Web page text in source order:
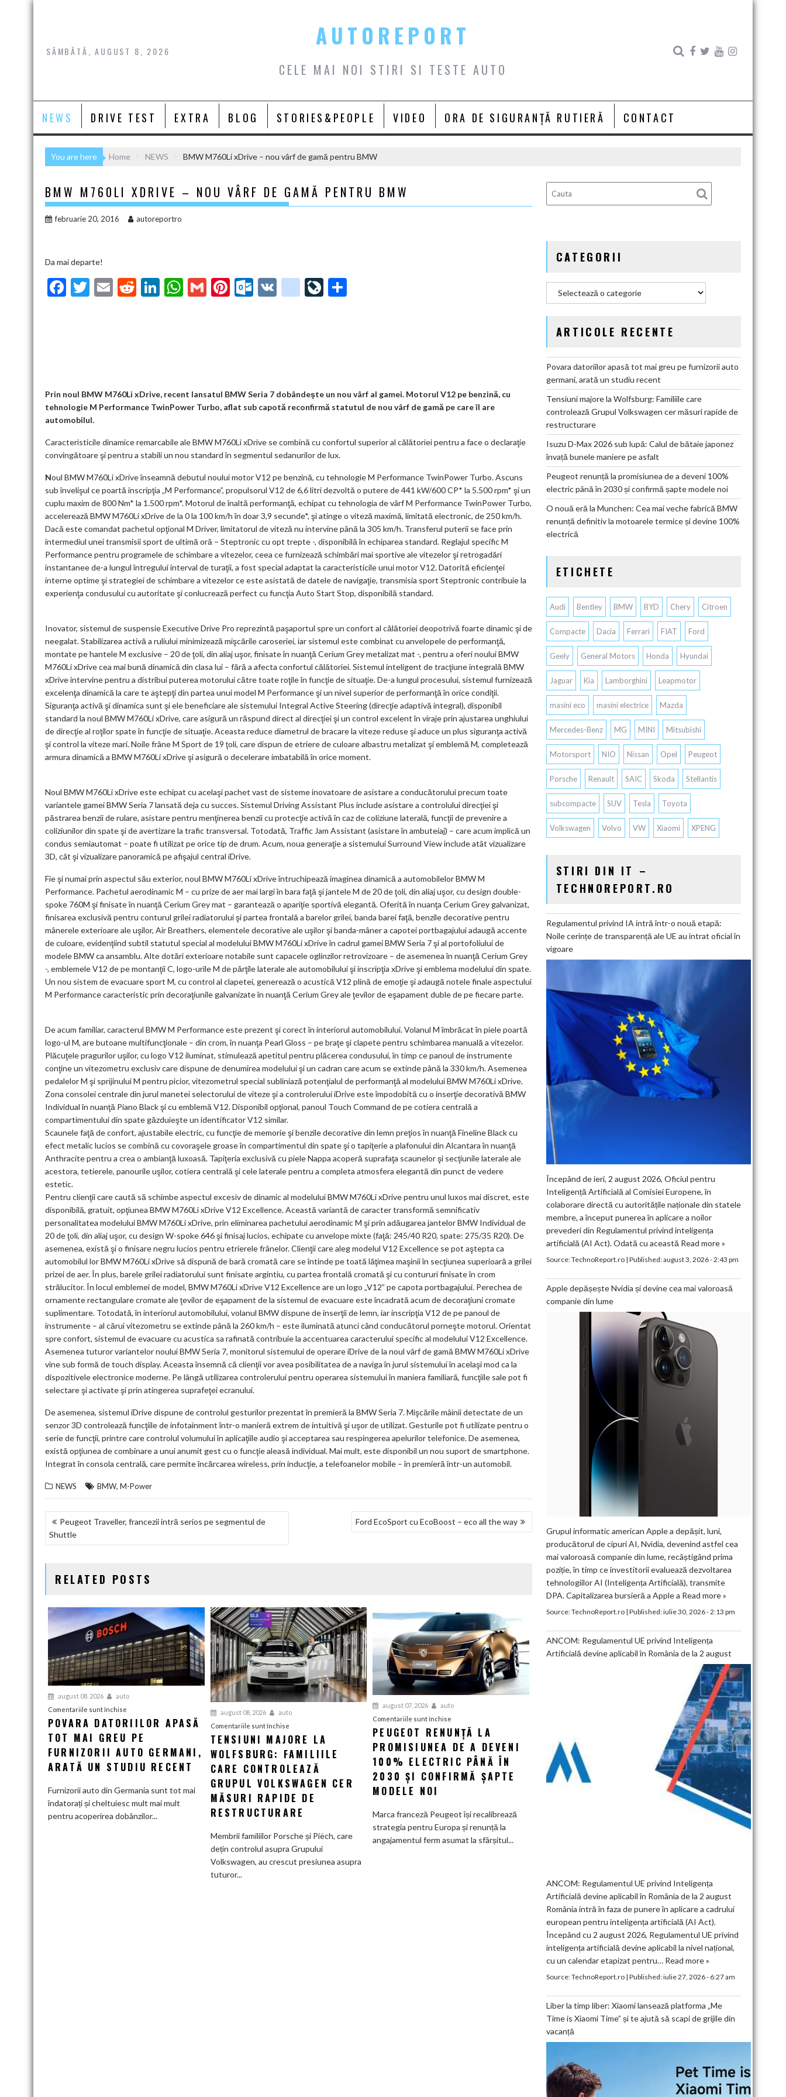
Skip
SÂMBĂTĂ, AUGUST 8, 2026
AUTOREPORT
CELE MAI NOI STIRI SI TESTE AUTO
NEWS DRIVE TEST EXTRA BLOG STORIES&PEOPLE VIDEO ORA DE SIGURANȚĂ RUTIERĂ CONTACT
You are here Home NEWS BMW M760Li xDrive – nou vârf de gamă pentru BMW
BMW M760LI XDRIVE – NOU VÂRF DE GAMĂ PENTRU BMW
februarie 20, 2016 autoreportro
Da mai departe!
F
k
T
E
R
Li W
p
G
Pi O
m
V
g
o
o
k
m
ar
ks
Li
Prin noul BMW M760Li xDrive, recent lansatul BMW Seria 7 dobândeşte un nou vârf al gamei. Motorul V12 pe benzină, cu
tehnologie M Performance TwinPower Turbo, aflat sub capotă reconfirmă statutul de nou vârf de gamă pe care îl are
automobilul.
Caracteristicile dinamice remarcabile ale BMW M760Li xDrive se combină cu confortul superior al călătoriei pentru a face o declaraţie
convingătoare şi pentru a stabili un nou standard în segmentul sedanurilor de lux.
Noul BMW M760Li xDrive înseamnă debutul noului motor V12 pe benzină, cu tehnologie M Performance TwinPower Turbo. Ascuns
sub învelişul ce poartă inscripţia „M Performance”, propulsorul V12 de 6,6 litri dezvoltă o putere de 441 kW/600 CP* la 5.500 rpm* şi un
cuplu maxim de 800 Nm* la 1.500 rpm*. Motorul de înaltă performanţă, echipat cu tehnologia de vârf M Performance TwinPower Turbo,
accelerează BMW M760Li xDrive de la 0 la 100 km/h în doar 3,9 secunde*, şi atinge o viteză maximă, limitată electronic, de 250 km/h.
Dacă este comandat pachetul opţional M Driver, limitatorul de viteză nu intervine până la 305 km/h. Transferul puterii se face prin
intermediul unei transmisii sport de ultimă oră – Steptronic cu opt trepte -, disponibilă în echiparea standard. Reglajul specific M
Performance pentru programele de schimbare a vitezelor, ceea ce furnizează schimbări mai sportive ale vitezelor şi retrogadări
instantanee de-a lungul întregului interval de turaţii, a fost special adaptat la caracteristicile unui motor V12. Datorită eficienţei
interne optime şi strategiei de schimbare a vitezelor ce este asistată de datele de navigaţie, transmisia sport Steptronic contribuie la
experienţa condusului cu autoritate şi conlucrează perfect cu funcţia Auto Start Stop, disponibilă standard.
Inovator, sistemul de suspensie Executive Drive Pro reprezintă paşaportul spre un confort al călătoriei deopotrivă foarte dinamic şi de
neegalat. Stabilizarea activă a ruliului minimizează mişcările caroseriei, iar sistemul este combinat cu anvelopele de performanţă,
montate pe hantele M exclusive – 20 de ţoli, din aliaj uşor, finisate în nuanţă Cerium Grey metalizat mat -, pentru a oferi noului BMW
M760Li xDrive cea mai bună dinamică din clasa lui – fără a afecta confortul călătoriei. Sistemul inteligent de tracţiune integrală BMW
xDrive intervine pentru a distribui puterea motorului către toate roţile în funcţie de situaţie. De-a lungul procesului, sistemul furnizează
excelenţa dinamică la care te aştepţi din partea unui model M Performance şi un nivel superior de performanţă în orice condiţii.
Siguranţa activă şi dinamica sunt şi ele beneficiare ale sistemului Integral Active Steering (direcţie adaptivă integral), disponibil
standard la noul BMW M760Li xDrive, care asigură un răspund direct al direcţiei şi un control excelent în viraje prin ajustarea unghiului
de direcţie al roţilor spate în funcţie de situaţie. Aceasta reduce diametrul de bracare la viteze reduse şi aduce un plus siguranţa activă
şi control la viteze mari. Noile frâne M Sport de 19 ţoli, care dispun de etriere de culoare albastru metalizat şi emblemă M, completează
armura dinamică a BMW M760Li xDrive şi asigură o decelerare imbatabilă în orice moment.
Noul BMW M760Li xDrive este echipat cu acelaşi pachet vast de sisteme inovatoare de asistare a conducătorului precum toate
variantele gamei BMW Seria 7 lansată deja cu succes. Sistemul Driving Assistant Plus include asistare a controlului direcţiei şi
păstrarea benzii de rulare, asistare pentru menţinerea benzii cu protecţie activă în caz de coliziune laterală, funcţii de prevenire a
coliziunilor din spate şi de avertizare la trafic transversal. Totodată, Traffic Jam Assistant (asistare în ambuteiaj) – care acum implică un
condus semiautomat – poate fi utilizat pe orice tip de drum. Acum, noua generaţie a sistemului Surround View include atât vizualizare
3D, cât şi vizualizare panoramică pe afişajul central iDrive.
Fie şi numai prin aspectul său exterior, noul BMW M760Li xDrive întruchipează imaginea dinamică a automobilelor BMW M
Performance. Pachetul aerodinamic M – cu prize de aer mai largi în bara faţă şi jantele M de 20 de ţoli, din aliaj uşor, cu design double-
spoke 760M şi finisate în nuanţă Cerium Grey mat – garantează o apariţie sportivă elegantă. Oferită în nuanţa Cerium Grey galvanizat,
finisarea exclusivă pentru conturul grilei radiatorului şi partea frontală a barelor grilei, banda barei faţă, benzile decorative pentru
mânerele exterioare ale uşilor, Air Breathers, elementele decorative ale uşilor şi banda-mâner a capotei portbagajului adaugă accente
de culoare, evidenţiind subtil statutul special al modelului BMW M760Li xDrive în cadrul gamei BMW Seria 7 şi al portofoliului de
modele BMW ca ansamblu. Alte dotări exterioare notabile sunt capacele oglinzilor retrovizoare – de asemenea în nuanţă Cerium Grey
-, emblemele V12 de pe montanţii C, logo-urile M de părţile laterale ale automobilului şi inscripţia xDrive şi emblema modelului din spate.
Un nou sistem de evacuare sport M, cu control al clapetei, generează o acustică V12 plină de emoţie şi adaugă notele finale aspectului
M Performance caracteristic prin decoraţiunile galvanizate în nuanţă Cerium Grey ale ţevilor de eşapament duble de pe fiecare parte.
De acum familiar, caracterul BMW M Performance este prezent şi corect în interiorul automobilului. Volanul M îmbrăcat în piele poartă
logo-ul M, are butoane multifuncţionale – din crom, în nuanţa Pearl Gloss – pe braţe şi clapete pentru schimbarea manuală a vitezelor.
Plăcuţele pragurilor uşilor, cu logo V12 iluminat, stimulează apetitul pentru plăcerea condusului, în timp ce panoul de instrumente
conţine un vitezometru exclusiv care dispune de denumirea modelului şi un cadran care acum se extinde până la 330 km/h. Asemenea
pedalelor M şi sprijinului M pentru picior, vitezometrul special subliniază potenţialul de performanţă al modelului BMW M760Li xDrive.
Zona consolei centrale din jurul manetei selectorului de viteze şi a controlerului iDrive este împodobită cu o inserţie decorativă BMW
Individual în nuanţă Piano Black şi cu emblemă V12. Disponibil opţional, panoul Touch Command de pe cotiera centrală a
compartimentului din spate găzduieşte un identificator V12 similar.
Scaunele faţă de confort, ajustabile electric, cu funcţie de memorie şi benzile decorative din lemn preţios în nuanţă Fineline Black cu
efect metalic lucios se combină cu covoraşele groase în compartimentul din spate şi o tapiţerie a plafonului din Alcantara în nuanţă
Anthracite pentru a crea o ambianţă luxoasă. Tapiţeria exclusivă cu piele Nappa acoperă suprafaţa scaunelor şi secţiunile laterale ale
acestora, tetierele, panourile uşilor, cotiera centrală şi cele laterale pentru a completa atmosfera elegantă din punct de vedere
estetic.
Pentru clienţii care caută să schimbe aspectul excesiv de dinamic al modelului BMW M760Li xDrive pentru unul luxos mai discret, este
disponibilă, gratuit, opţiunea BMW M760Li xDrive V12 Excellence. Această variantă de caracter transformă semnificativ
personalitatea modelului BMW M760Li xDrive, prin eliminarea pachetului aerodinamic M şi prin adăugarea jantelor BMW Individual de
20 de ţoli, din aliaj uşor, cu design W-spoke 646 şi finisaj lucios, echipate cu anvelope mixte (faţă: 245/40 R20, spate: 275/35 R20). De
asemenea, există şi o finisare negru lucios pentru etrierele frânelor. Clienţii care aleg modelul V12 Excellence se pot aştepta ca
automobilul lor BMW M760Li xDrive să dispună de bară cromată care se întinde pe toată lăţimea maşinii în secţiunea superioară a grilei
prizei de aer. În plus, barele grilei radiatorului sunt finisate argintiu, cu partea frontală cromată şi cu contururi finisate în crom
strălucitor. În locul emblemei de model, BMW M760Li xDrive V12 Excellence are un logo „V12” pe capota portbagajului. Perechea de
ornamente rectangulare cromate ale ţevilor de eşapament de la sistemul de evacuare este încadrată acum de decoraţiuni cromate
suplimentare. Totodată, în interiorul automobilului, volanul BMW dispune de inserţii de lemn, iar inscripţia V12 de pe panoul de
instrumente – al cărui vitezometru se extinde până la 260 km/h – este iluminată atunci când conducătorul porneşte motorul. Orientat
spre confort, sistemul de evacuare cu acustica sa rafinată contribuie la accentuarea caracterului specific al modelului V12 Excellence.
Asemenea tuturor variantelor noului BMW Seria 7, monitorul sistemului de operare iDrive de la noul vârf de gamă BMW M760Li xDrive
vine sub formă de touch display. Aceasta însemnă că clienţii vor avea posibilitatea de a naviga în jurul sistemului în acelaşi mod ca la
dispozitivele electronice moderne. Pe lângă utilizarea controlerului pentru operarea sistemului în maniera familiară, funcţiile sale pot fi
selectare şi activate şi prin atingerea suprafeţei ecranului.
De asemenea, sistemul iDrive dispune de controlul gesturilor prezentat în premieră la BMW Seria 7. Mişcările mâinii detectate de un
senzor 3D controlează funcţiile de infotainment într-o manieră extrem de intuitivă şi uşor de utilizat. Gesturile pot fi utilizate pentru o
serie de funcţii, printre care controlul volumului în aplicaţiile audio şi acceptarea sau respingerea apelurilor telefonice. De asemenea,
există opţiunea de combinare a unui anumit gest cu o funcţie aleasă individual. Mai mult, este disponibil un nou suport de smartphone.
Integrat în consola centrală, care permite încărcarea wireless, prin inducţie, a telefoanelor mobile – în premieră într-un automobil.
NEWS BMW, M-Power
NAVIGARE
ÎN
Peugeot Traveller, francezii intră serios pe segmentul de
Shuttle
Ford EcoSport cu EcoBoost – eco all the way
RELATED POSTS
august 08, 2026
auto
Comentariile sunt închise
Povara
datoriilor
apasă
mai
furnizorii
POVARA DATORIILOR APASĂ
TOT MAI GREU PE
FURNIZORII AUTO GERMANI,
ARATĂ UN STUDIU RECENT
Furnizorii auto din Germania sunt tot mai
îndatorați și cheltuiesc mult mai mult
pentru acoperirea dobânzilor...
august 08, 2026
auto
Comentariile sunt închisepentru
Tensiuni
majore
la
Familiile
care
controlează
Volkswagen
cer
măsuri
TENSIUNI MAJORE LA
WOLFSBURG: FAMILIILE
CARE CONTROLEAZĂ
GRUPUL VOLKSWAGEN CER
MĂSURI RAPIDE DE
RESTRUCTURARE
Membrii familiilor Porsche și Piëch, care
dețin controlul asupra Grupului
Volkswagen, au crescut presiunea asupra
tuturor...
august 07, 2026
auto
Comentariile sunt închise
Peugeot
renunță
la
promisiunea
de
100%
electric
PEUGEOT RENUNȚĂ LA
PROMISIUNEA DE A DEVENI
100% ELECTRIC PÂNĂ ÎN
2030 ȘI CONFIRMĂ ȘAPTE
MODELE NOI
Marca franceză Peugeot își recalibrează
strategia pentru Europa și renunță la
angajamentul ferm asumat la sfârșitul...
CATEGORII
ARTICOLE RECENTE
Povara datoriilor apasă tot mai greu pe furnizorii auto
germani, arată un studiu recent
Tensiuni majore la Wolfsburg: Familiile care
controlează Grupul Volkswagen cer măsuri rapide de
restructurare
Isuzu D-Max 2026 sub lupă: Calul de bătaie japonez
învață bunele maniere pe asfalt
Peugeot renunță la promisiunea de a deveni 100%
electric până în 2030 și confirmă șapte modele noi
O nouă eră la Munchen: Cea mai veche fabrică BMW
renunță definitiv la motoarele termice și devine 100%
electrică
ETICHETE
Audi Bentley BMW BYD Chery Citroen
Compacte Dacia Ferrari FIAT Ford
Geely General Motors Honda Hyundai
Jaguar Kia Lamborghini Leapmotor
masini eco masini electrice Mazda
Mercedes-Benz MG MINI Mitsubishi
Motorsport NIO Nissan Opel Peugeot
Porsche Renault SAIC Skoda Stellantis
subcompacte SUV Tesla Toyota
Volkswagen Volvo VW Xiaomi XPENG
STIRI DIN IT –
TECHNOREPORT.RO
Regulamentul privind IA intră într-o nouă etapă:
Noile cerințe de transparență ale UE au intrat oficial în
vigoare
Începând de ieri, 2 august 2026, Oficiul pentru
Inteligență Artificială al Comisiei Europene, în
colaborare directă cu autoritățile naționale din statele
membre, a început punerea în aplicare a noilor
prevederi din Regulamentul privind inteligența
artificială (AI Act). Odată cu această Read more »
Source:TechnoReport.ro| Published:august 3, 2026 - 2:43 pm
Apple depășește Nvidia și devine cea mai valoroasă
companie din lume
Grupul informatic american Apple a depășit, luni,
producătorul de cipuri AI, Nvidia, devenind astfel cea
mai valoroasă companie din lume, recâștigând prima
poziție, în timp ce investitorii evaluează dezvoltarea
tehnologiilor AI (Inteligența Artificială), transmite
DPA. Capitalizarea bursieră a Apple a Read more »
Source:TechnoReport.ro| Published:iulie 30, 2026 - 2:13 pm
ANCOM: Regulamentul UE privind Inteligența
Artificială devine aplicabil în România de la 2 august
ANCOM: Regulamentul UE privind Inteligența
Artificială devine aplicabil în România de la 2 august
România intră în faza de punere în aplicare a cadrului
european pentru inteligența artificială (AI Act).
Începând cu 2 august 2026, Regulamentul UE privind
inteligența artificială devine aplicabil la nivel național,
cu un calendar etapizat pentru… Read more »
Source:TechnoReport.ro| Published:iulie 27, 2026 - 6:27 am
Liber la timp liber: Xiaomi lansează platforma „Me
Time is Xiaomi Time” și te ajută să scapi de grijile din
vacanță